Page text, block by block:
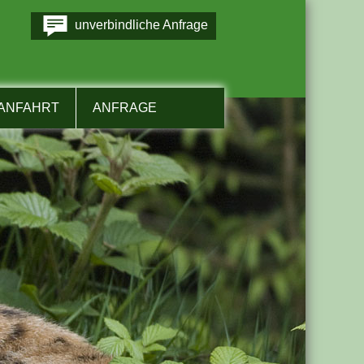
unverbindliche Anfrage
ANFRAGE